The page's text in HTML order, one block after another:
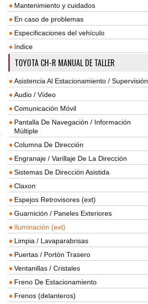
Mantenimiento y cuidados
En caso de problemas
Especificaciones del vehículo
índice
TOYOTA CH-R MANUAL DE TALLER
Asistencia Al Estacionamiento / Supervisión
Audio / Vídeo
Comunicación Móvil
Pantalla De Navegación / Información
Múltiple
Columna De Dirección
Engranaje / Varillaje De La Dirección
Sistemas De Dirección Asistida
Claxon
Espejos Retrovisores (ext)
Guarnición / Paneles Exteriores
Iluminación (ext)
Limpia / Lavaparabrisas
Puertas / Portón Trasero
Ventanillas / Cristales
Freno De Estacionamiento
Frenos (delanteros)